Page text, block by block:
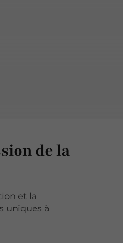
de la
et la
uniques à